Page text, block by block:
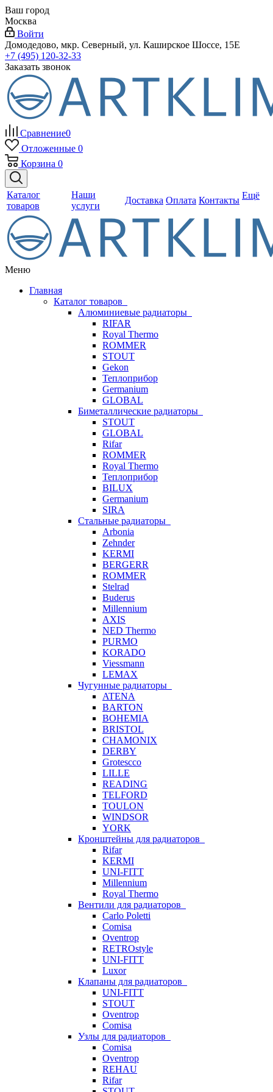
Ваш город
Москва
Войти
Домодедово, мкр. Северный, ул. Каширское Шоссе, 15Е
+7 (495) 120-32-33
Заказать звонок
Сравнение0
Отложенные 0
Корзина 0
Каталог
товаров
Наши
услуги
Доставка Оплата Контакты Ещё
Меню
Главная
Каталог товаров
Алюминиевые радиаторы
RIFAR
Royal Thermo
ROMMER
STOUT
Gekon
Теплоприбор
Germanium
GLOBAL
Биметаллические радиаторы
STOUT
GLOBAL
Rifar
ROMMER
Royal Thermo
Теплоприбор
BILUX
Germanium
SIRA
Стальные радиаторы
Arbonia
Zehnder
KERMI
BERGERR
ROMMER
Stelrad
Buderus
Millennium
AXIS
NED Thermo
PURMO
KORADO
Viessmann
LEMAX
Чугунные радиаторы
ATENA
BARTON
BOHEMIA
BRISTOL
CHAMONIX
DERBY
Grotescco
LILLE
READING
TELFORD
TOULON
WINDSOR
YORK
Кронштейны для радиаторов
Rifar
KERMI
UNI-FITT
Millennium
Royal Thermo
Вентили для радиаторов
Carlo Poletti
Comisa
Oventrop
RETROstyle
UNI-FITT
Luxor
Клапаны для радиаторов
UNI-FITT
STOUT
Oventrop
Comisa
Узлы для радиаторов
Comisa
Oventrop
REHAU
Rifar